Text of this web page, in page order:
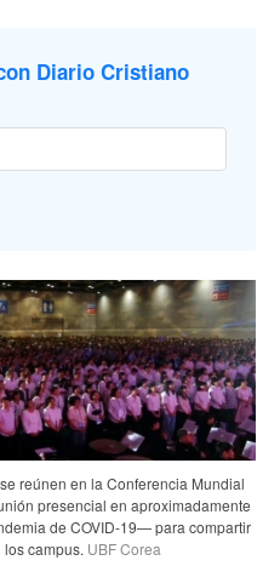
Diario Cristiano
reúnen en la Conferencia Mundial
presencial en aproximadamente
de COVID-19— para compartir
campus. UBF Corea